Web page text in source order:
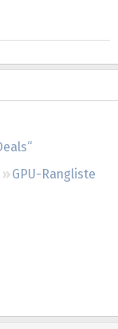
GPU-Rangliste